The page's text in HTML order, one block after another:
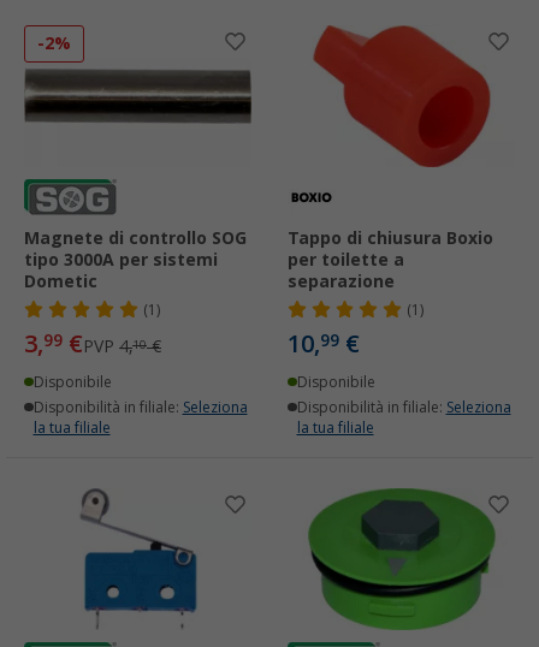
-2%
Magnete di controllo SOG
tipo 3000A per sistemi
Dometic
(1)
3,99 €PVP 4,10€
Disponibile
Disponibilità in filiale: Seleziona
la tua filiale
Tappo di chiusura Boxio
per toilette a
separazione
(1)
10,99 €
Disponibile
Disponibilità in filiale: Seleziona
la tua filiale